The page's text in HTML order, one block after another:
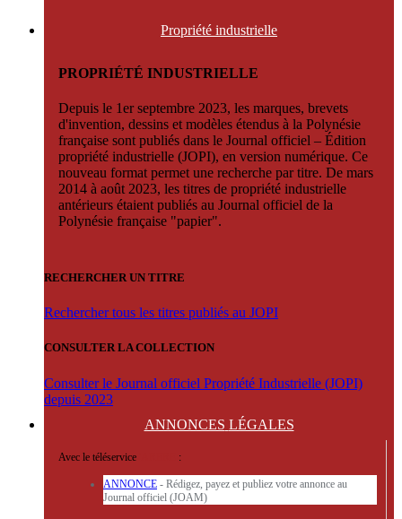
Propriété industrielle
PROPRIÉTÉ INDUSTRIELLE
Depuis le 1er septembre 2023, les marques, brevets
d'invention, dessins et modèles étendus à la Polynésie
française sont publiés dans le Journal officiel – Édition
propriété industrielle (JOPI), en version numérique. Ce
nouveau format permet une recherche par titre. De mars
2014 à août 2023, les titres de propriété industrielle
antérieurs étaient publiés au Journal officiel de la
Polynésie française "papier".
RECHERCHER UN TITRE
Rechercher tous les titres publiés au JOPI
CONSULTER LA COLLECTION
Consulter le Journal officiel Propriété Industrielle (JOPI)
depuis 2023
ANNONCES LÉGALES
Avec le téléservice :
ANNONCE - Rédigez, payez et publiez votre annonce au
Journal officiel (JOAM)